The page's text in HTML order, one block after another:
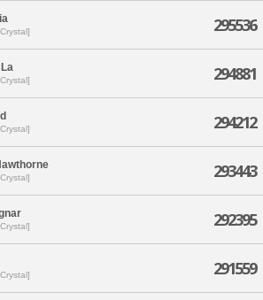
295536
294881
294212
293443
292395
291559